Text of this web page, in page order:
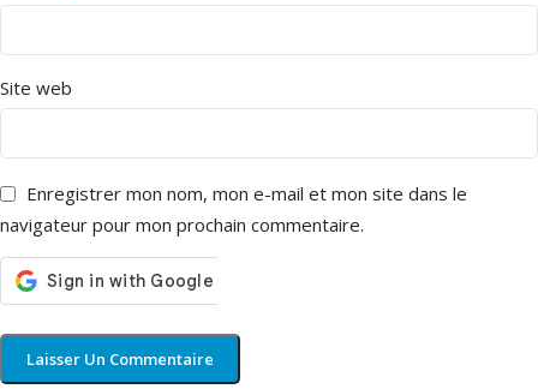
Site web
Enregistrer mon nom, mon e-mail et mon site dans le
navigateur pour mon prochain commentaire.